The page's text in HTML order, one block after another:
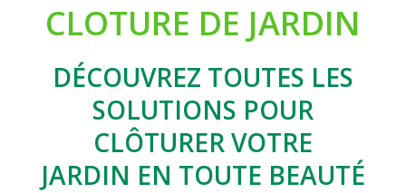
CLOTURE DE JARDIN
DÉCOUVREZ TOUTES LES
SOLUTIONS POUR
CLÔTURER VOTRE
JARDIN EN TOUTE BEAUTÉ